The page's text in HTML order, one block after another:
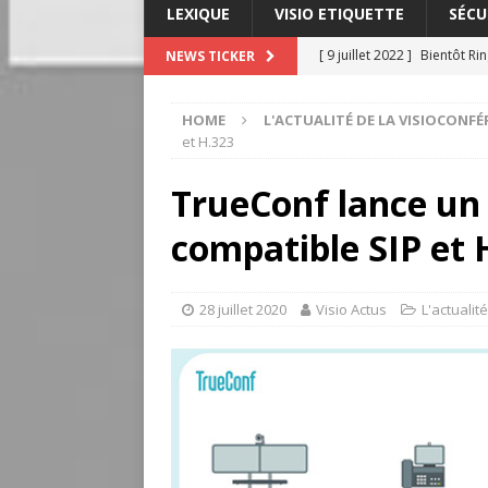
LEXIQUE VISIO ETIQUETTE
NEWS TICKER [ 9 juillet 2022 ] Bientôt
[ 3 juillet 2022 ] Lexique :
[ 26 juin 2022 ] Innovation
ligne
L'INNOVATION
[ 14 juillet 2022 ]
Lexique
HOME L'ACTUALITÉ DE LA
et H.323
TrueConf lance
compatible SIP et
28 juillet 2020 Visio Actus